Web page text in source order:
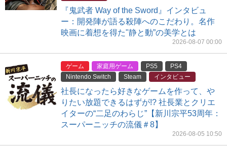
『鬼武者 Way of the Sword』インタビュ
ー：開発陣が語る殺陣へのこだわり。名作
映画に着想を得た"静と動”の美学とは
2026-08-07 00:00
ゲーム 家庭用ゲーム PS5
PS4
Nintendo Switch
Steam インタビュー
社長になったら好きなゲームを作って、や
りたい放題できるはずが!? 社長業とクリエ
イターの“二足のわらじ”【新川宗平53周年：
スーパーニッチの流儀＃8】
2026-08-05 10:50